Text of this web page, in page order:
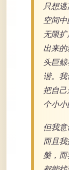
只想
空间中
无限
出来
头巨
谐。
把自
个小小
但我
而且
槃，